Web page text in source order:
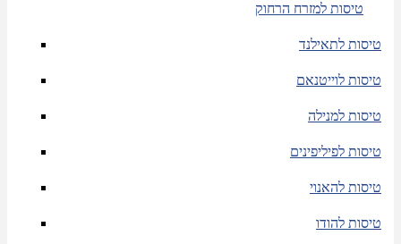
טיסות למזרח הרחוק
טיסות לתאילנד
טיסות לוייטנאם
טיסות למנילה
טיסות לפיליפינים
טיסות להאנוי
טיסות להודו